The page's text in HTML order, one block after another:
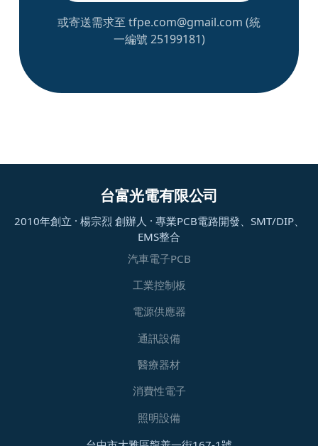
或寄送需求至 tfpe.com@gmail.com (統
一編號 25199181)
台富光電有限公司
2010年創立 · 楊宗烈 創辦人 · 專業PCB電路開發、SMT/DIP、
EMS整合
汽車電子PCB
工業控制板
電源供應器
通訊設備
醫療器材
消費性電子
照明設備